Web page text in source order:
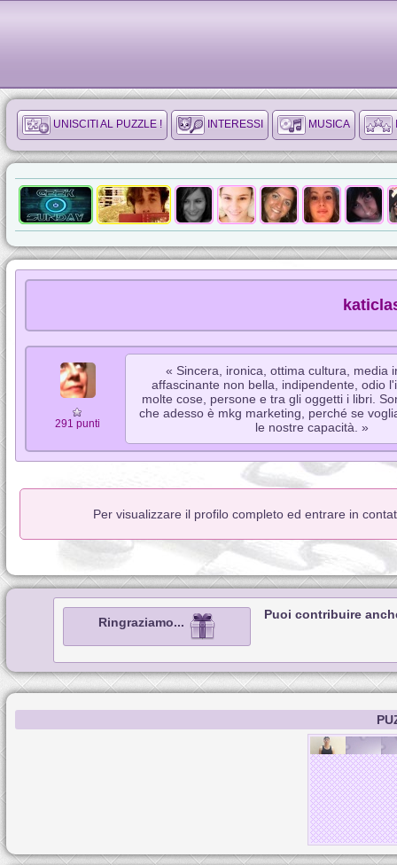
UNISCITI AL PUZZLE ! INTERESSI MUSICA
291 punti
« Sincera, ironica, ottima cultura, media
affascinante non bella, indipendente, odio
molte cose, persone e tra gli oggetti i libri.
che adesso è mkg marketing, perché se
le nostre capacità. »
Per visualizzare il profilo completo ed entrare in
Ringraziamo...
Puoi contribuire